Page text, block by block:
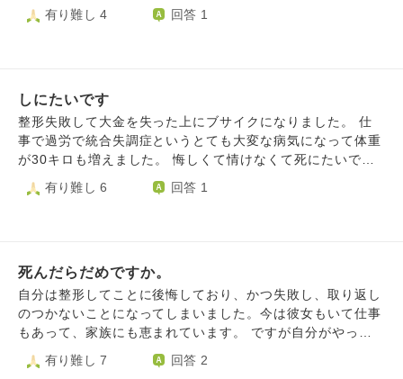
しい思い出を作ろうと思えるようになりたいです。 今のま
のでしょうか。 後遺症を受け入れて、これからの人生を楽
しめるようになるにはどうしたらよいのか。
分で調べて知りました。今のままでいるのも、再度手術する
しれません。 あれだけ覚悟してしたはずの整形に後悔して
いる自分が情けないです。 周りにはオープンにしていて家
族や彼も友人も支えてくれています。こんなにウジウジして
いる自分で申し訳ないです。今のままではいつか彼にも見放
ずれは形が崩れることや炎症などのリスクを覚悟して、再手
ません…。 どうにか前向きになり、周りの人たちとの貴重
な時間を明るく生きていける自分になりたいです。 長文駄
文失礼しました。 なにかお言葉いただけると嬉しいです。
も整形したい、そのためにはお金を貯めなきゃ、とそればか
り異常なほどに顔に執着していました。 整形をするため
お茶をのむだけ、というメリットに惹かれてしまいました。
ただ、何かのトラブルに巻き込まれたらどうしよう、とすぐ
怖くなり、誰とも会わずに退会しました。 ですが今になっ
て当時のことをとても後悔しています。私は本来は、身体は
という考えが頭から離れません。 大好きな夫は、私の性根
辛いです。
有り難し 4 回答 1
しにたいです
整形失敗して大金を失った上にブサイクになりました。 仕
事で過労で統合失調症というとても大変な病気になって体重
が30キロも増えました。 悔しくて情けなくて死にたいで
せん。 頭おかしくなりそうです。 ほんと死んでしまいたい
有り難し 6 回答 1
死んだらだめですか。
自分は整形してことに後悔しており、かつ失敗し、取り返し
のつかないことになってしまいました。今は彼女もいて仕事
もあって、家族にも恵まれています。 ですが自分がやって
しまい、見た目が悪く老けた印象になってしまい、本当に毎
日死にたいです。 鬱状態になり仕事にも行きたくないし、
有り難し 7 回答 2